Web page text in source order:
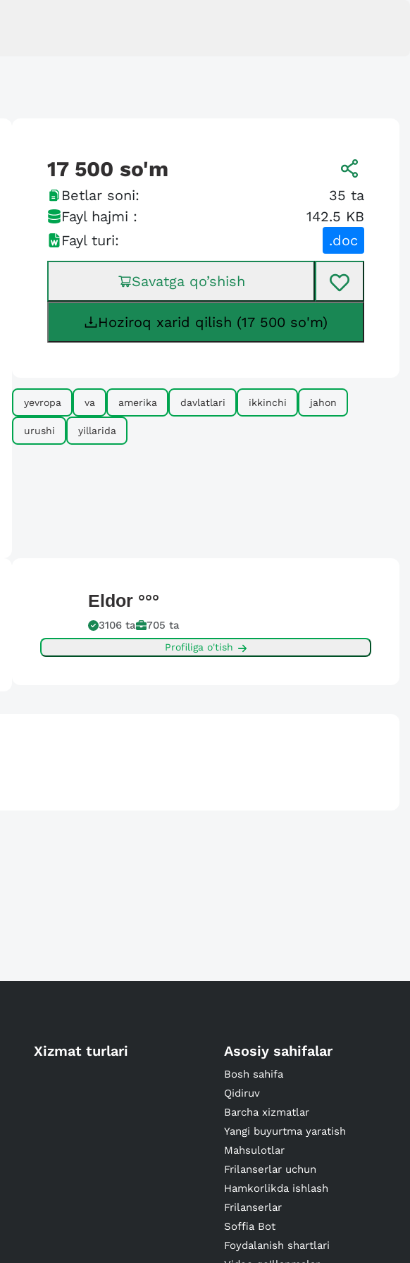
17 500 so'm
Betlar soni: 35 ta
Fayl hajmi :
142.5 KB
Fayl turi:
.doc
Savatga qo’shish
Hoziroq xarid qilish (17 500 so'm)
yevropa va amerika davlatlari ikkinchi jahon
urushi yillarida
Eldor °°°
3106 ta 705 ta
Profiliga o'tish
Xizmat turlari Asosiy sahifalar
Bosh sahifa
Qidiruv
Barcha xizmatlar
Yangi buyurtma yaratish
Mahsulotlar
Frilanserlar uchun
Hamkorlikda ishlash
Frilanserlar
Soffia Bot
Foydalanish shartlari